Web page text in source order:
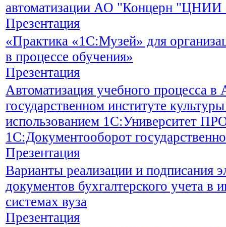
автоматизации АО "Концерн "ЦНИИ
Презентация
«Практика «1С:Музей» для
в процессе обучения»
Презентация
Автоматизация учебного процесса в
государственном институте
использованием 1С:Университет
1С:Документооборот
Презентация
Варианты реализации и подписания
документов бухгалтерского учета
системах вуза
Презентация